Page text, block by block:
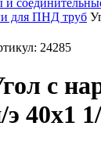
и
для ПНД труб
24285
с
э 40х1